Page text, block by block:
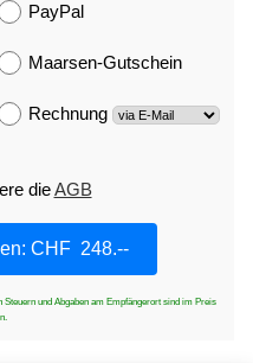
PayPal
Maarsen-Gutschein
Rechnung
dieAGB
und Abgaben am Empfängerort sind im Preis